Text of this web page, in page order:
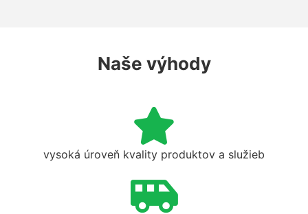
Naše výhody
vysoká úroveň kvality produktov a služieb